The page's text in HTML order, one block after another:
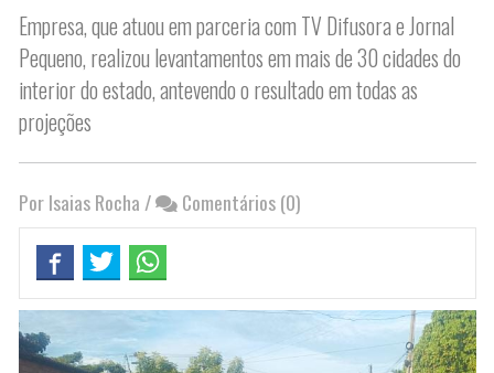
Empresa, que atuou em parceria com TV Difusora e Jornal
Pequeno, realizou levantamentos em mais de 30 cidades do
interior do estado, antevendo o resultado em todas as
projeções
Por Isaias Rocha / Comentários (0)